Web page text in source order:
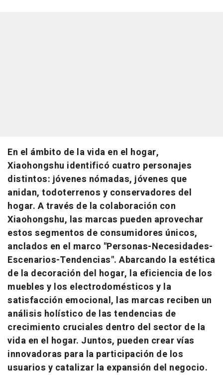
En el ámbito de la vida en el hogar,
Xiaohongshu identificó cuatro personajes
distintos: jóvenes nómadas, jóvenes que
anidan, todoterrenos y conservadores del
hogar. A través de la colaboración con
Xiaohongshu, las marcas pueden aprovechar
estos segmentos de consumidores únicos,
anclados en el marco "Personas-Necesidades-
Escenarios-Tendencias". Abarcando la estética
de la decoración del hogar, la eficiencia de los
muebles y los electrodomésticos y la
satisfacción emocional, las marcas reciben un
análisis holístico de las tendencias de
crecimiento cruciales dentro del sector de la
vida en el hogar. Juntos, pueden crear vías
innovadoras para la participación de los
usuarios y catalizar la expansión del negocio.